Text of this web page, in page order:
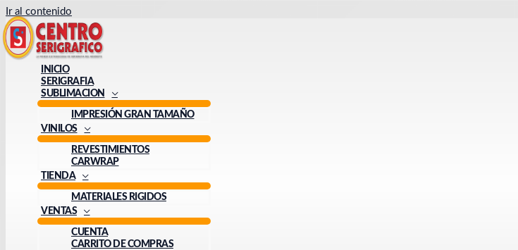
Ir al contenido
INICIO
SERIGRAFIA
SUBLIMACION
IMPRESIÓN GRAN TAMAÑO
VINILOS
REVESTIMIENTOS
CARWRAP
TIENDA
MATERIALES RIGIDOS
VENTAS
CUENTA
CARRITO DE COMPRAS